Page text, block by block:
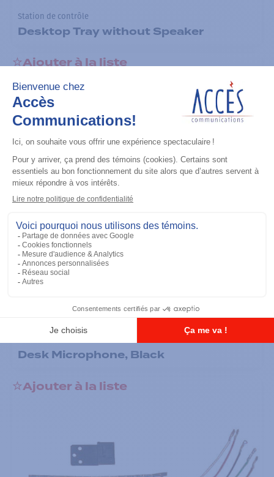
Station de contrôle
Desktop Tray without Speaker
Ajouter à la liste
Desk Microphone, Black
Ajouter à la liste